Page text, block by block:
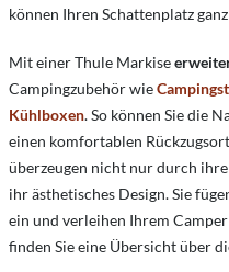
können Ihren Schattenplatz
Mit einer Thule Markise
Campingzubehör wie
Kühlboxen. So können Sie die
einen komfortablen
überzeugen nicht nur durch
ihr ästhetisches Design. Sie
ein und verleihen Ihrem
finden Sie eine Übersicht über